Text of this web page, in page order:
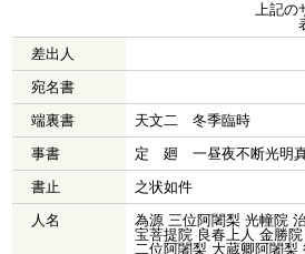
上記の
差出人
宛名書
端裏書
天文二 冬季臨時
事書
定 廻 一昼夜不断光明
書止
之状如件
人名
為源 三位阿闍梨 光幢院
宝菩提院 良春上人 金勝
二位阿闍梨 大蔵卿阿闍